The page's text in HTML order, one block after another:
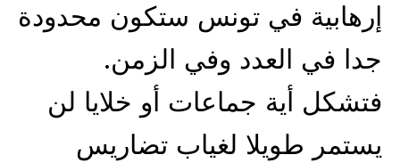
إرهابية في تونس ستكون محدودة
جدا في العدد وفي الزمن.
فتشكل أية جماعات أو خلايا لن
يستمر طويلا لغياب تضاريس